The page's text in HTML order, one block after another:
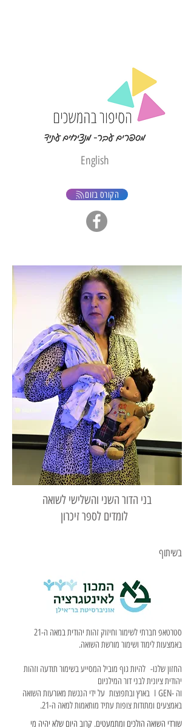
English
הקורס בזום
בני הדור השני והשלישי לשואה
לומדים לספר זיכרון
בשיתוף
סטרטאפ חברתי לשימור וחיזוק זהות יהודית במאה ה-21
באמצעות לימוד ושימור מורשת השואה.
החזון שלנו- להיות גוף מוביל המסייע בשימור תודעה וזהות
יהודית ציונית לבני דור המילניום
וה -I GEN בארץ ובתפוצות על ידי הנגשת מאורעות השואה
באמצעים ומתודות צופות עתיד מותאמות למאה ה-21.
שורדי השואה הולכים ומתמעטים. קרוב היום שלא יהיה מי